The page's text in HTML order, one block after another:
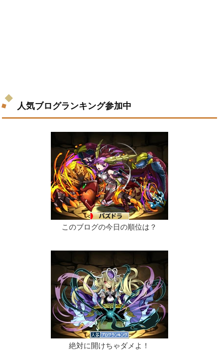
人気ブログランキング参加中
このブログの今日の順位は？
絶対に開けちゃダメよ！